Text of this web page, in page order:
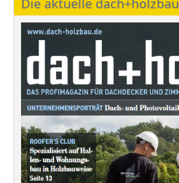
Die aktuelle dach+holzbau